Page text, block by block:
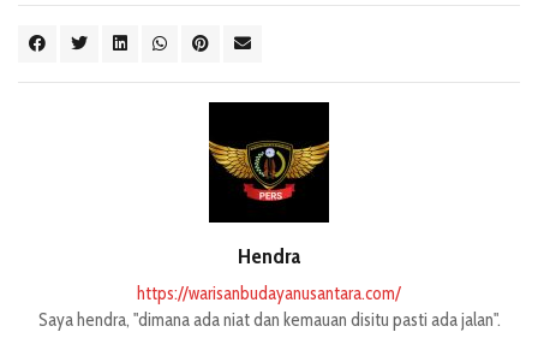
Hendra
https://warisanbudayanusantara.com/
Saya hendra, "dimana ada niat dan kemauan disitu pasti ada jalan".